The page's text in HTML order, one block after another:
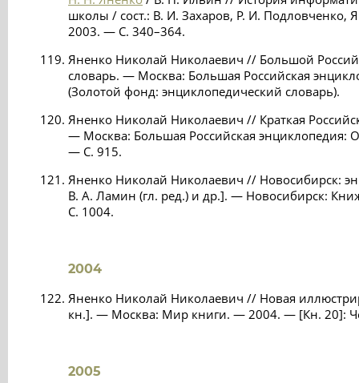
школы / сост.: В. И. Захаров, Р. И. Подловченко,
2003. — С. 340–364.
Яненко Николай Николаевич // Большой
словарь. — Москва: Большая Российская
(Золотой фонд: энциклопедический словарь).
Яненко Николай Николаевич // Краткая
— Москва: Большая Российская энциклопедия:
— С. 915.
Яненко Николай Николаевич // Новосибирск:
В. А. Ламин (гл. ред.) и др.]. — Новосибирск:
С. 1004.
2004
Яненко Николай Николаевич // Новая
кн.]. — Москва: Мир книги. — 2004. — [Кн. 20]:
2005